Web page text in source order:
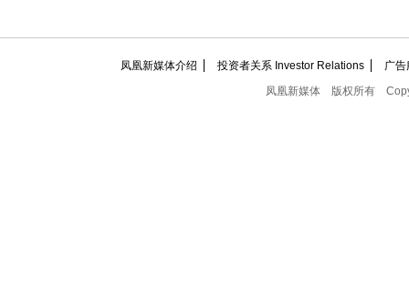
凤凰新媒体介绍 投资者关系 Investor Relations
广告
凤凰新媒体
版权所有